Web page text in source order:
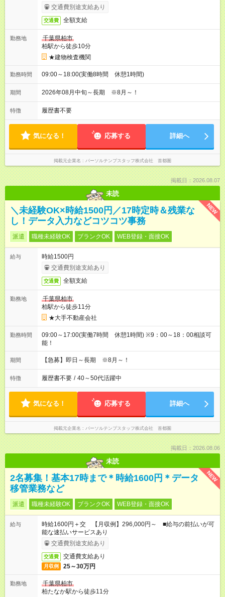
交通費別途支給あり
交通費 全額支給
勤務地
千葉県柏市
柏駅から徒歩10分
★建物検査機関
勤務時間 09:00～18:00(実働8時間 休憩1時間)
期間 2026年08月中旬～長期 ※8月～！
特徴 履歴書不要
気になる！ 応募する 詳細へ
掲載元企業名 パーソルテンプスタッフ株式会社 首都圏
掲載日：2026.08.07
未読
NEW
＼未経験OK×時給1500円／17時定時＆残業な
し！データ入力などコツコツ事務
派遣 職種未経験OK ブランクOK WEB登録・面接OK
給与
時給1500円
交通費別途支給あり
交通費 全額支給
勤務地
千葉県柏市
柏駅から徒歩11分
★大手不動産会社
勤務時間
09:00～17:00(実働7時間 休憩1時間) ※9：00～18：00相談可
能！
期間 【急募】即日～長期 ※8月～！
特徴 履歴書不要 / 40～50代活躍中
気になる！ 応募する 詳細へ
掲載元企業名 パーソルテンプスタッフ株式会社 首都圏
掲載日：2026.08.06
未読
NEW
2名募集！基本17時まで＊時給1600円＊データ
移管業務など
派遣 職種未経験OK ブランクOK WEB登録・面接OK
給与
時給1600円＋交 【月収例】296,000円～ ■給与の前払いが可
能な速払いサービスあり
交通費別途支給あり
交通費 交通費支給あり
月収例 25～30万円
勤務地
千葉県柏市
柏たなか駅から徒歩11分